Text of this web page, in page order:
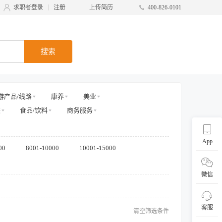
求职者登录 注册 上传简历 400-826-0101
搜索
App
微信
客服
产品/线路 康养
美业
食品/饮料
商务服务
8001-10000
10001-15000
清空筛选条件